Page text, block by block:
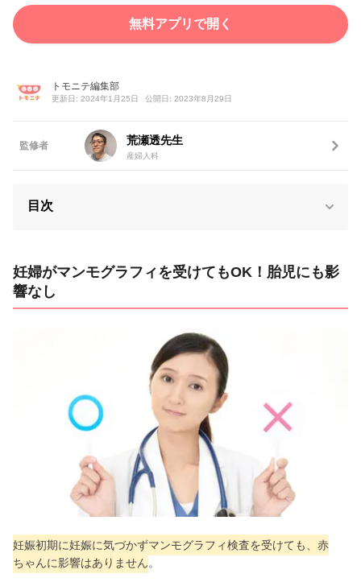
無料アプリで開く
トモニテ編集部
更新日: 2024年1月25日 公開日: 2023年8月29日
監修者 荒瀬透先生
産婦人科
目次
妊婦がマンモグラフィを受けてもOK！胎児にも影
響なし
妊娠初期に妊娠に気づかずマンモグラフィ検査を受けても、赤
ちゃんに影響はありません。